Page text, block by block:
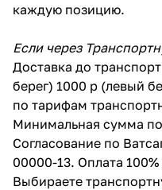
каждую позицию.
Если через
Доставка до
берег) 1000 р (левый
по тарифам
Минимальная сумма
Согласование по
00000-13. Оплата
Выбираете